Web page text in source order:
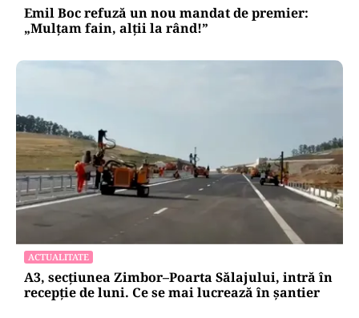
Emil Boc refuză un nou mandat de premier:
„Mulțam fain, alții la rând!”
ACTUALITATE
A3, secțiunea Zimbor–Poarta Sălajului, intră în
recepție de luni. Ce se mai lucrează în șantier